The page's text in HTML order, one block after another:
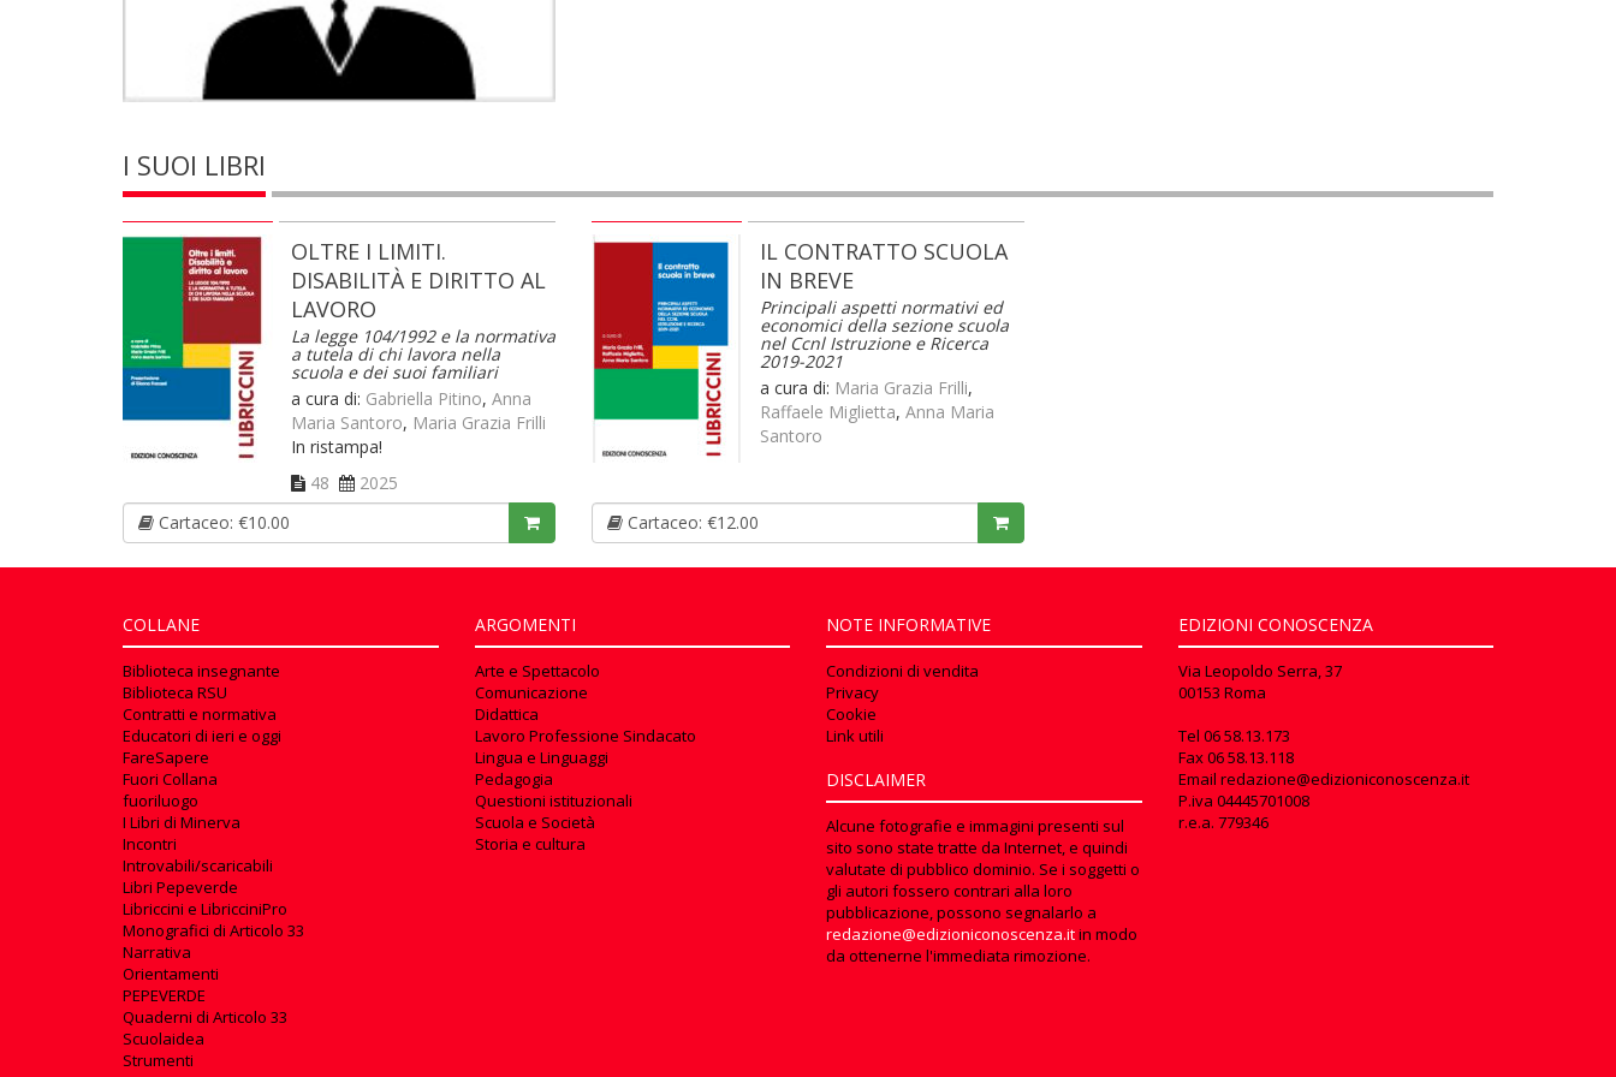
I SUOI LIBRI
OLTRE I LIMITI.
DISABILITÀ E DIRITTO AL
LAVORO
La legge 104/1992 e la normativa
a tutela di chi lavora nella
scuola e dei suoi familiari
a cura di: Gabriella Pitino, Anna
Maria Santoro, Maria Grazia Frilli
In ristampa!
48
2025
Cartaceo: €10.00
IL CONTRATTO SCUOLA
IN BREVE
Principali aspetti normativi ed
economici della sezione scuola
nel Ccnl Istruzione e Ricerca
2019-2021
a cura di: Maria Grazia Frilli,
Raffaele Miglietta, Anna Maria
Santoro
Cartaceo: €12.00
COLLANE
Biblioteca insegnante
Biblioteca RSU
Contratti e normativa
Educatori di ieri e oggi
FareSapere
Fuori Collana
fuoriluogo
I Libri di Minerva
Incontri
Introvabili/scaricabili
Libri Pepeverde
Libriccini e LibricciniPro
Monografici di Articolo 33
Narrativa
Orientamenti
PEPEVERDE
Quaderni di Articolo 33
Scuolaidea
Strumenti
ARGOMENTI
Arte e Spettacolo
Comunicazione
Didattica
Lavoro Professione Sindacato
Lingua e Linguaggi
Pedagogia
Questioni istituzionali
Scuola e Società
Storia e cultura
NOTE INFORMATIVE
Condizioni di vendita
Privacy
Cookie
Link utili
DISCLAIMER
Alcune fotografie e immagini presenti sul
sito sono state tratte da Internet, e quindi
valutate di pubblico dominio. Se i soggetti o
gli autori fossero contrari alla loro
pubblicazione, possono segnalarlo a
redazione@edizioniconoscenza.itin modo
da ottenerne l'immediata rimozione.
EDIZIONI CONOSCENZA
Via Leopoldo Serra, 37
00153 Roma
Tel 06 58.13.173
Fax06 58.13.118
Email redazione@edizioniconoscenza.it
P.iva 04445701008
r.e.a. 779346